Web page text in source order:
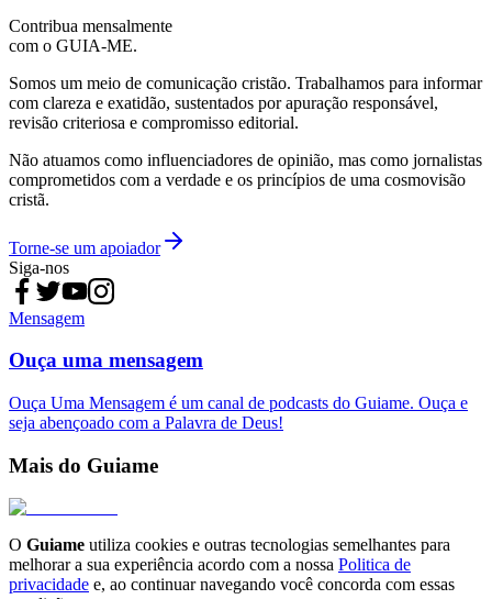
Contribua mensalmente
com o GUIA-ME.
Somos um meio de comunicação cristão. Trabalhamos para informar
com clareza e exatidão, sustentados por apuração responsável,
revisão criteriosa e compromisso editorial.
Não atuamos como influenciadores de opinião, mas como jornalistas
comprometidos com a verdade e os princípios de uma cosmovisão
cristã.
Torne-se um apoiador
Siga-nos
Mensagem
Ouça uma mensagem
Ouça Uma Mensagem é um canal de podcasts do Guiame. Ouça e
seja abençoado com a Palavra de Deus!
Mais do Guiame
O Guiame utiliza cookies e outras tecnologias semelhantes para
melhorar a sua experiência acordo com a nossa Politica de
privacidade e, ao continuar navegando você concorda com essas